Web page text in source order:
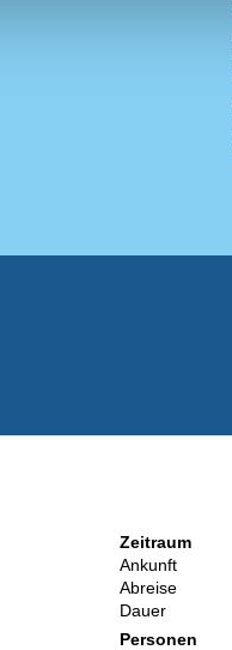
Zeitraum
Ankunft
Abreise
Dauer
Personen